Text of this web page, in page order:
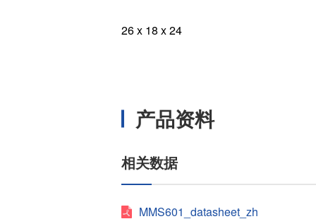
26 x 18 x 24
产品资料
相关数据
MMS601_datasheet_zh